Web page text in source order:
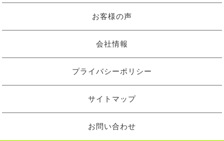
お客様の声
会社情報
プライバシーポリシー
サイトマップ
お問い合わせ